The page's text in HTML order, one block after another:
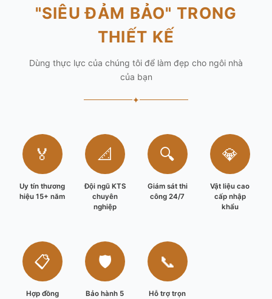
"SIÊU ĐẢM BẢO" TRONG
THIẾT KẾ
Dùng thực lực của chúng tôi để làm đẹp cho ngôi nhà
của bạn
✦
🏅
Uy tín thương
hiệu 15+ năm
📐
Đội ngũ KTS
chuyên
nghiệp
🔍
Giám sát thi
công 24/7
💎
Vật liệu cao
cấp nhập
khẩu
📋
Hợp đồng
🛡️
Bảo hành 5
📞
Hỗ trợ trọn